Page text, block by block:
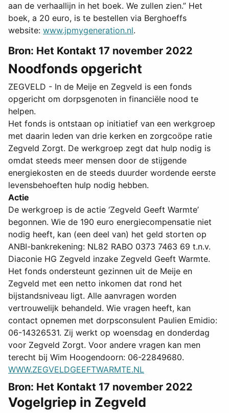
aan de verhaallijn in het boek. We zullen zien.” Het
boek, a 20 euro, is te bestellen via Berghoeffs
website: www.jpmygeneration.nl.
Bron: Het Kontakt 17 november 2022
Noodfonds opgericht
ZEGVELD - In de Meije en Zegveld is een fonds
opgericht om dorpsgenoten in financiële nood te
helpen.
Het fonds is ontstaan op initiatief van een werkgroep
met daarin leden van drie kerken en zorgcoöpe ratie
Zegveld Zorgt. De werkgroep zegt dat hulp nodig is
omdat steeds meer mensen door de stijgende
energiekosten en de steeds duurder wordende eerste
levensbehoeften hulp nodig hebben.
Actie
De werkgroep is de actie ‘Zegveld Geeft Warmte’
begonnen. Wie de 190 euro energiecompensatie niet
nodig heeft, kan (een deel van) het geld storten op
ANBI-bankrekening: NL82 RABO 0373 7463 69 t.n.v.
Diaconie HG Zegveld inzake Zegveld Geeft Warmte.
Het fonds ondersteunt gezinnen uit de Meije en
Zegveld met een netto inkomen dat rond het
bijstandsniveau ligt. Alle aanvragen worden
vertrouwelijk behandeld. Wie vragen heeft, kan
contact opnemen met dorpsconsulent Paulien Emidio:
06-14326531. Zij werkt op woensdag en donderdag
voor Zegveld Zorgt. Voor andere vragen kan men
terecht bij Wim Hoogendoorn: 06-22849680.
WWW.ZEGVELDGEEFTWARMTE.NL
Bron: Het Kontakt 17 november 2022
Vogelgriep in Zegveld